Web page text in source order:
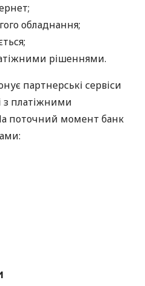
обладнання;
рішеннями.
партнерські сервіси
з платіжними
поточний момент банк